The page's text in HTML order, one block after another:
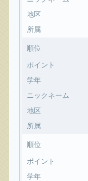
地区
所属
順位
ポイント
学年
ニックネーム
地区
所属
順位
ポイント
学年